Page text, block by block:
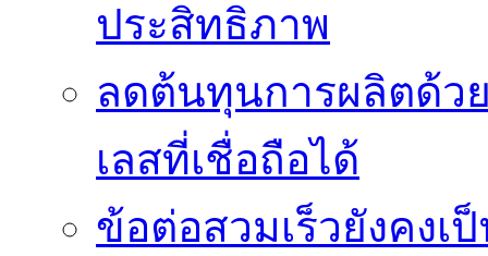
ประสิทธิภาพ
ลดต้นทุนการผลิตด้ว
เลสที่เชื่อถือได้
ข้อต่อสวมเร็วยังคง